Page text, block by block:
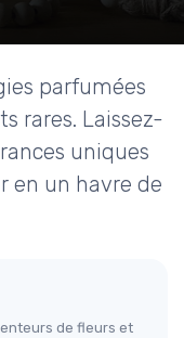
parfumées
rares. Laissez-
uniques
en un havre de
de fleurs et